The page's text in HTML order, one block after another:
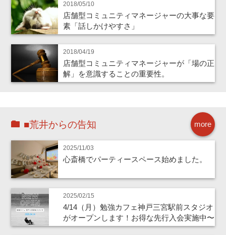
2018/05/10
店舗型コミュニティマネージャーの大事な要
素「話しかけやすさ」
2018/04/19
店舗型コミュニティマネージャーが「場の正
解」を意識することの重要性。
more
■荒井からの告知
2025/11/03
心斎橋でパーティースペース始めました。
2025/02/15
4/14（月）勉強カフェ神戸三宮駅前スタジオ
がオープンします！お得な先行入会実施中〜